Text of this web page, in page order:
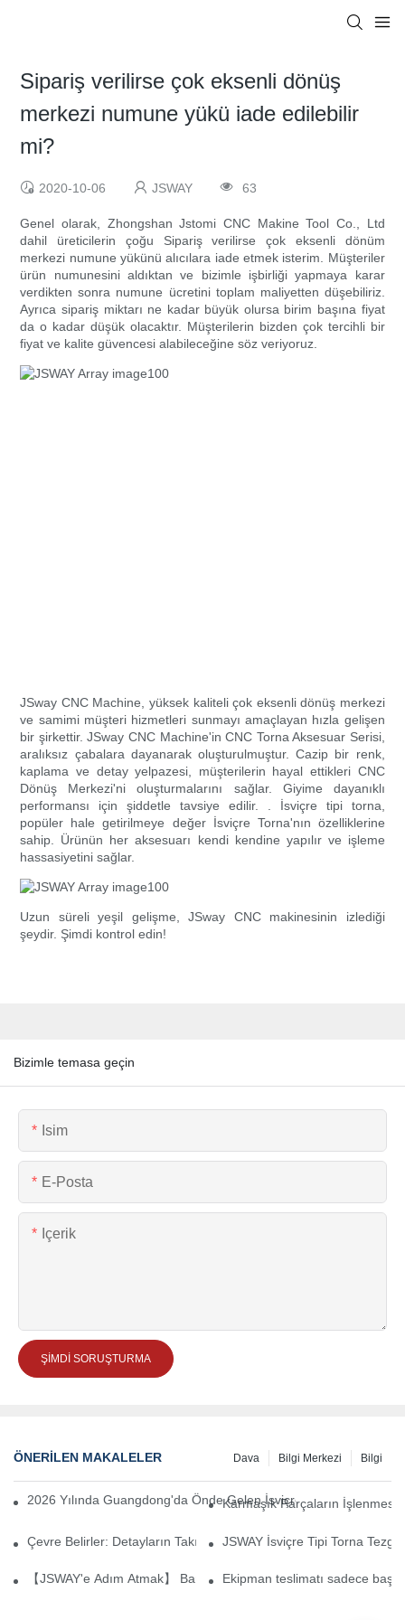
Sipariş verilirse çok eksenli dönüş
merkezi numune yükü iade edilebilir
mi?
2020-10-06 JSWAY 63
Genel olarak, Zhongshan Jstomi CNC Makine Tool Co., Ltd
dahil üreticilerin çoğu Sipariş verilirse çok eksenli dönüm
merkezi numune yükünü alıcılara iade etmek isterim. Müşteriler
ürün numunesini aldıktan ve bizimle işbirliği yapmaya karar
verdikten sonra numune ücretini toplam maliyetten düşebiliriz.
Ayrıca sipariş miktarı ne kadar büyük olursa birim başına fiyat
da o kadar düşük olacaktır. Müşterilerin bizden çok tercihli bir
fiyat ve kalite güvencesi alabileceğine söz veriyoruz.
JSway CNC Machine, yüksek kaliteli çok eksenli dönüş merkezi
ve samimi müşteri hizmetleri sunmayı amaçlayan hızla gelişen
bir şirkettir. JSway CNC Machine'in CNC Torna Aksesuar Serisi,
aralıksız çabalara dayanarak oluşturulmuştur. Cazip bir renk,
kaplama ve detay yelpazesi, müşterilerin hayal ettikleri CNC
Dönüş Merkezi'ni oluşturmalarını sağlar. Giyime dayanıklı
performansı için şiddetle tavsiye edilir. . İsviçre tipi torna,
popüler hale getirilmeye değer İsviçre Torna'nın özelliklerine
sahip. Ürünün her aksesuarı kendi kendine yapılır ve işleme
hassasiyetini sağlar.
Uzun süreli yeşil gelişme, JSway CNC makinesinin izlediği
şeydir. Şimdi kontrol edin!
Bizimle temasa geçin
Isim
E-Posta
Içerik
ŞIMDI SORUŞTURMA
ÖNERILEN MAKALELER Bilgi
Bilgi Merkezi
Dava
2026 Yılında Guangdong'da Önde Gelen İsviçre Tipi Torna
Karmaşık Parçaların
Çevre Belirler: Detayların Takım Tezgahı Doğruluğuna Etkisi
JSWAY İsviçre Tipi Torna
【JSWAY'e Adım Atmak】 Banfu 1 Numaralı Ortaokul Heyeti,
Ekipman teslimatı sadece